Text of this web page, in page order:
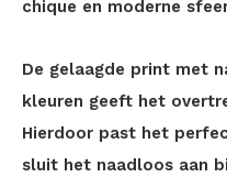
chique en moderne
De gelaagde print met
kleuren geeft het
Hierdoor past het
sluit het naadloos aan